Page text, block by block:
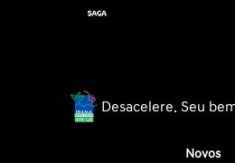
Desacelere. Seu
Novos